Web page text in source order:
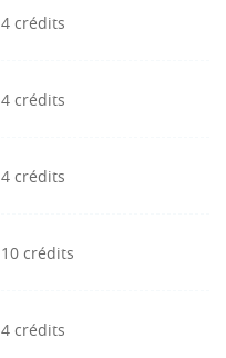
4 crédits
4 crédits
4 crédits
10 crédits
4 crédits